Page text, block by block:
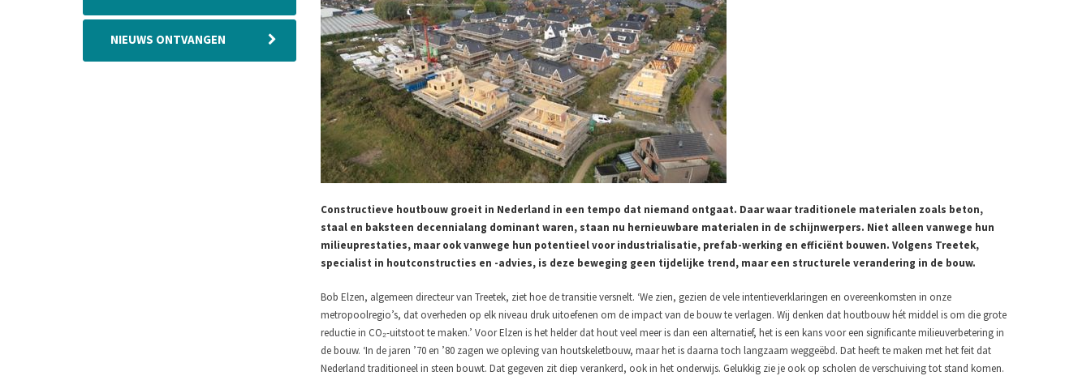
NIEUWS ONTVANGEN
Constructieve houtbouw groeit in Nederland in een tempo dat niemand ontgaat. Daar waar traditionele materialen zoals beton,
staal en baksteen decennialang dominant waren, staan nu hernieuwbare materialen in de schijnwerpers. Niet alleen vanwege hun
milieuprestaties, maar ook vanwege hun potentieel voor industrialisatie, prefab-werking en efficiënt bouwen. Volgens Treetek,
specialist in houtconstructies en -advies, is deze beweging geen tijdelijke trend, maar een structurele verandering in de bouw.
Bob Elzen, algemeen directeur van Treetek, ziet hoe de transitie versnelt. ‘We zien, gezien de vele intentieverklaringen en overeenkomsten in onze
metropoolregio’s, dat overheden op elk niveau druk uitoefenen om de impact van de bouw te verlagen. Wij denken dat houtbouw hét middel is om die grote
reductie in CO₂-uitstoot te maken.’ Voor Elzen is het helder dat hout veel meer is dan een alternatief, het is een kans voor een significante milieuverbetering in
de bouw. ‘In de jaren ’70 en ’80 zagen we opleving van houtskeletbouw, maar het is daarna toch langzaam weggeëbd. Dat heeft te maken met het feit dat
Nederland traditioneel in steen bouwt. Dat gegeven zit diep verankerd, ook in het onderwijs. Gelukkig zie je ook op scholen de verschuiving tot stand komen.